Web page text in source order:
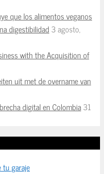
que los alimentos veganos
digestibilidad 3 agosto,
with the Acquisition of
uit met de overname van
digital en Colombia31
tu garaje